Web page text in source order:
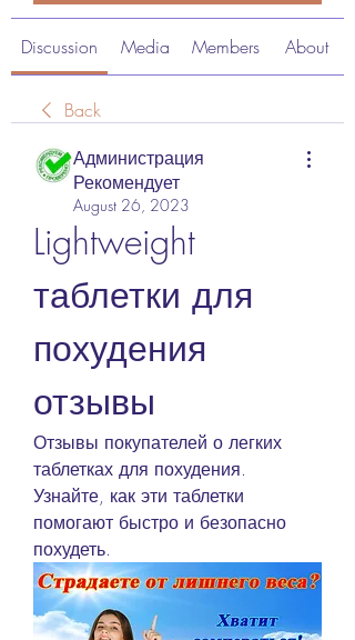
Discussion Media Members About
Back
Администрация
Рекомендует
August 26, 2023
Lightweight
таблетки для
похудения
отзывы
Отзывы покупателей о легких
таблетках для похудения.
Узнайте, как эти таблетки
помогают быстро и безопасно
похудеть.